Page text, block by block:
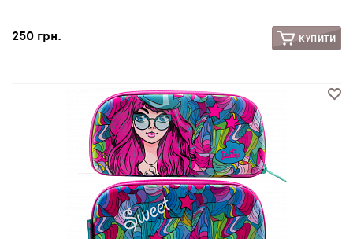
250 грн. КУПИТИ